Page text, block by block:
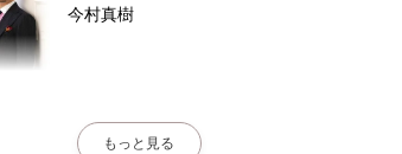
今村真樹
もっと見る